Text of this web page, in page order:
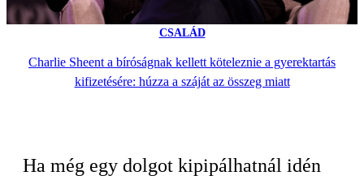
CSALÁD
Charlie Sheent a bíróságnak kellett köteleznie a gyerektartás
kifizetésére: húzza a száját az összeg miatt
Ha még egy dolgot kipipálhatnál idén